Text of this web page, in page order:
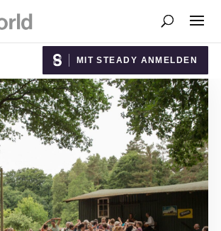
MIT STEADY ANMELDEN